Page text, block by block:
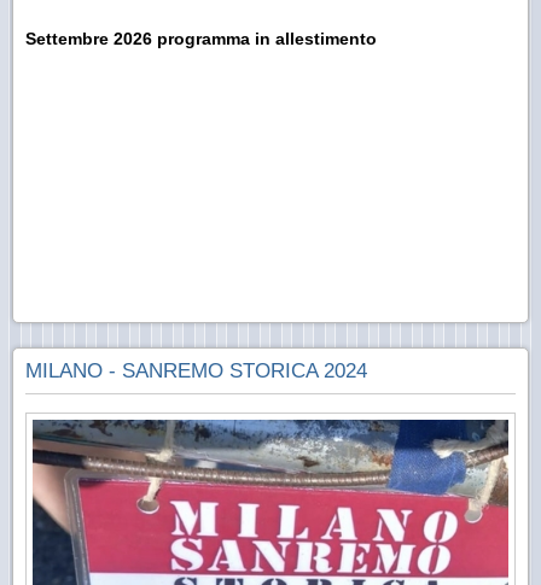
Settembre 2026 programma in allestimento
MILANO - SANREMO STORICA 2024